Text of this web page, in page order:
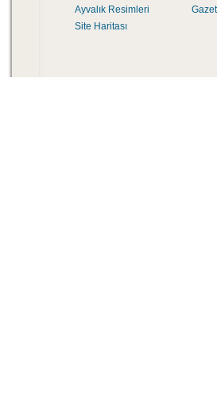
Ayvalık Resimleri
Site Haritası